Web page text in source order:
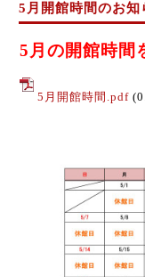
5月開館時間のお知
5月の開館時間
5月開館時間.pdf